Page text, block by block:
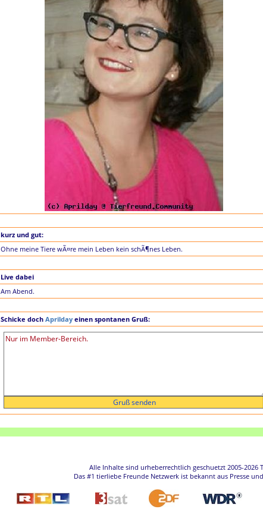
kurz und gut:
Ohne meine Tiere wÃ¤re mein Leben kein schÃ¶nes Leben.
Live dabei
Am Abend.
Schicke doch Aprilday einen spontanen Gruß:
Alle Inhalte sind urheberrechtlich geschuetzt 2005-2026
Das #1 tierliebe Freunde Netzwerk ist bekannt aus Presse